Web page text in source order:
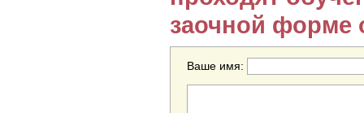
заочной форме
Ваше имя: